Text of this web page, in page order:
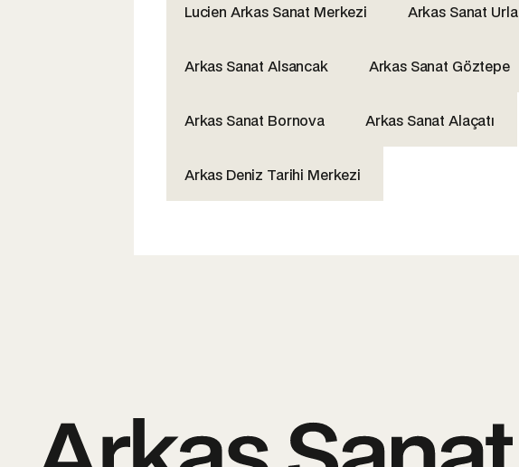
Lucien Arkas Sanat Merkezi Arkas Sanat Urla
Arkas Sanat Alsancak Arkas Sanat Göztepe
Arkas Sanat Bornova Arkas Sanat Alaçatı
Arkas Deniz Tarihi Merkezi